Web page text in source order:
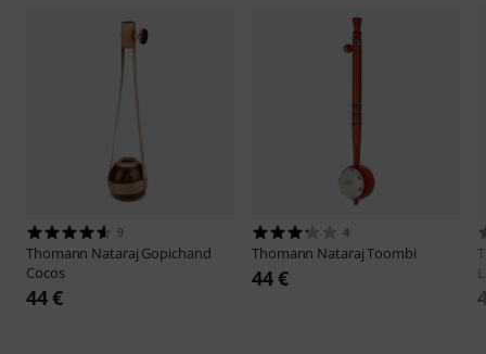
9
Thomann Nataraj Gopichand
Cocos
44 €
4
Thomann Nataraj Toombi
44 €